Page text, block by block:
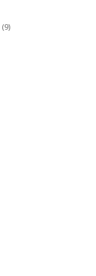
9